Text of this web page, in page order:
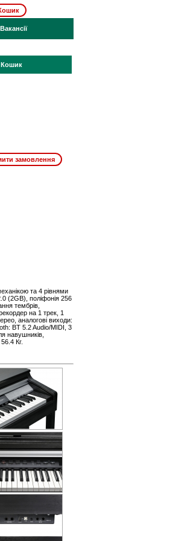
Вакансії
Кошик
та 4 рівнями
(2GB), поліфонія 256
тембрів,
на 1 трек, 1
аналогові виходи:
BT 5.2 Audio/MIDI, 3
навушників,
Кг.